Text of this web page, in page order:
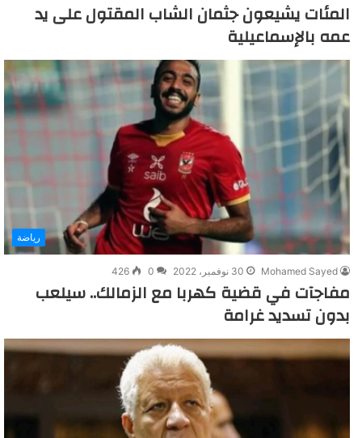
المئات يشيعون جثمان الشاب المقتول على يد
عمه بالإسماعيلية
رياضة
Mohamed Sayed 30 نوفمبر، 2022 0
426
مفاجآت في قضية كهربا مع الزمالك.. سيلعب
بدون تسديد غرامة